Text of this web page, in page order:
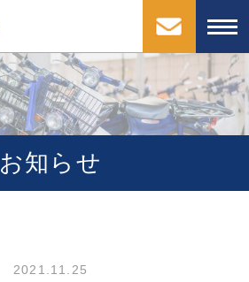
お知らせ
2021.11.25